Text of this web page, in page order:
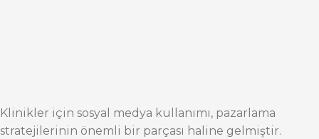
Klinikler için sosyal medya kullanımı, pazarlama
stratejilerinin önemli bir parçası haline gelmiştir.